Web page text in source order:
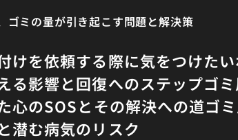
ゴミの量が引き起こす問題と解決策
けを依頼する際に気をつけた
る影響と回復へのステップゴ
心のSOSとその解決への道ゴ
潜む病気のリスク